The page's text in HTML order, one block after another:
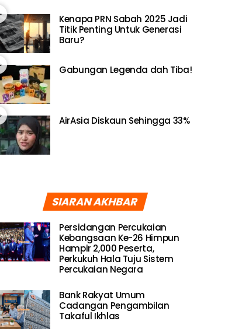
Kenapa PRN Sabah 2025 Jadi
Titik Penting Untuk Generasi
Baru?
Gabungan Legenda dah Tiba!
AirAsia Diskaun Sehingga 33%
SIARAN AKHBAR
Persidangan Percukaian
Kebangsaan Ke-26 Himpun
Hampir 2,000 Peserta,
Perkukuh Hala Tuju Sistem
Percukaian Negara
Bank Rakyat Umum
Cadangan Pengambilan
Takaful Ikhlas